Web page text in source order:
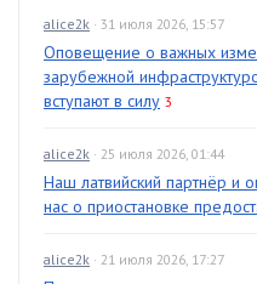
alice2k · 31 июля 2026, 15:57
Оповещение о важных
зарубежной
вступают в силу 3
alice2k · 25 июля 2026, 01:44
Наш латвийский партнёр и
нас о приостановке
alice2k · 21 июля 2026, 17:27